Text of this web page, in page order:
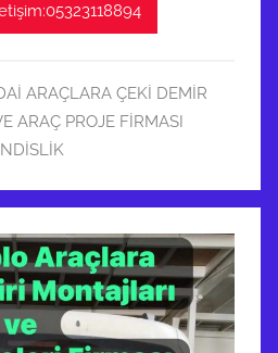
ARAÇLARA ÇEKİ DEMİR
ARAÇ PROJE FİRMASI